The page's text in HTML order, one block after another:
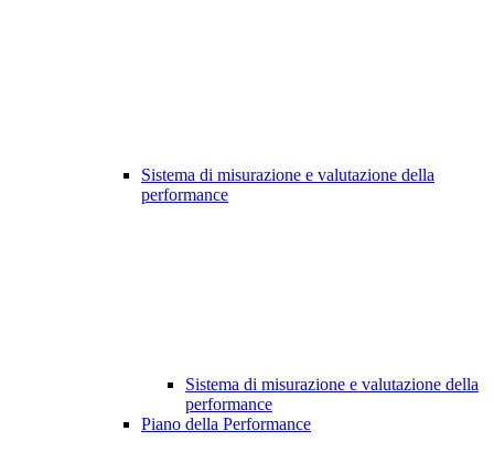
Sistema di misurazione e valutazione della
performance
Sistema di misurazione e valutazione della
performance
Piano della Performance